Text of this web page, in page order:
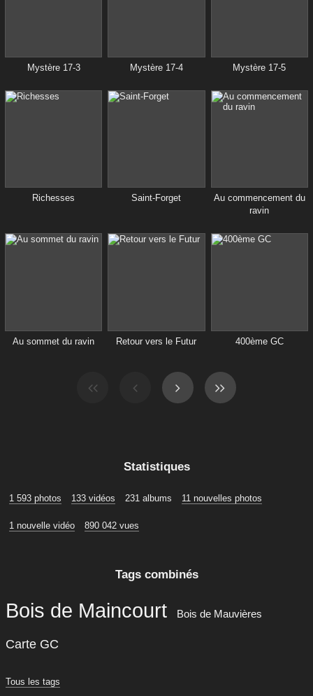
Mystère 17-3 Mystère 17-4 Mystère 17-5
Richesses Saint-Forget
Au commencement du
ravin
Au sommet du ravin Retour vers le Futur 400ème GC
Statistiques
1 593 photos 133 vidéos 231 albums 11 nouvelles photos
1 nouvelle vidéo 890 042 vues
Tags combinés
Bois de Maincourt Bois de Mauvières
Carte GC
Tous les tags